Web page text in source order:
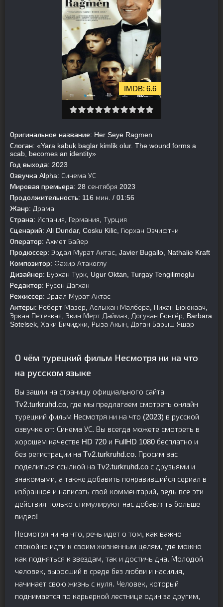
6.6
Оригинальное название: Her Seye Ragmen
Слоган: «Yara kabuk baglar kimlik olur. The wound forms a
scab, becomes an identity»
Год выхода: 2023
Озвучка Alpha: Синема УС
Мировая премьера: 28 сентября 2023
Продолжительность: 116 мин. / 01:56
Жанр: Драма
Страна: Испания, Германия, Турция
Сценарий: Ali Dundar, Cosku Kilic, Гюрхан Озчифтчи
Оператор: Ахмет Байер
Продюссер: Эрдал Мурат Актас, Javier Bugallo, Nathalie Kraft
Композитор: Фахир Атакоглу
Дизайнер: Бурхан Турк, Ugur Oktan, Turgay Tengilimoglu
Редактор: Русен Дагхан
Режиссер: Эрдал Мурат Актас
Актёры: Роберт Мазер, Аслыхан Малбора, Нихан Бююкаач,
Эркан Петеккая, Экин Мерт Даймаз, Догукан Гюнгёр, Barbara
Sotelsek, Хаки Бичиджи, Рыза Акын, Доган Барыш Яшар
О чём турецкий фильм Несмотря ни на что
на русском языке
Вы зашли на страницу официального сайта
Tv2.turkruhd.co, где мы предлагаем смотреть онлайн
турецкий фильм Несмотря ни на что (2023) в русской
озвучке от: Синема УС. Вы всегда можете смотреть в
хорошем качестве HD 720 и FullHD 1080 бесплатно и
без регистрации на Tv2.turkruhd.co. Просим вас
поделиться ссылкой на Tv2.turkruhd.co с друзьями и
знакомыми, а также добавить понравившийся сериал в
избранное и написать свой комментарий, ведь все эти
действия только стимулируют нас добавлять больше
видео!
Несмотря ни на что, речь идет о том, как важно
спокойно идти к своим жизненным целям, где можно
как подняться к звездам, так и достичь дна. Молодой
человек, выросший в среде без любви и насилия,
начинает свою жизнь с нуля. Человек, который
поднимается по карьерной лестнице один за другим,